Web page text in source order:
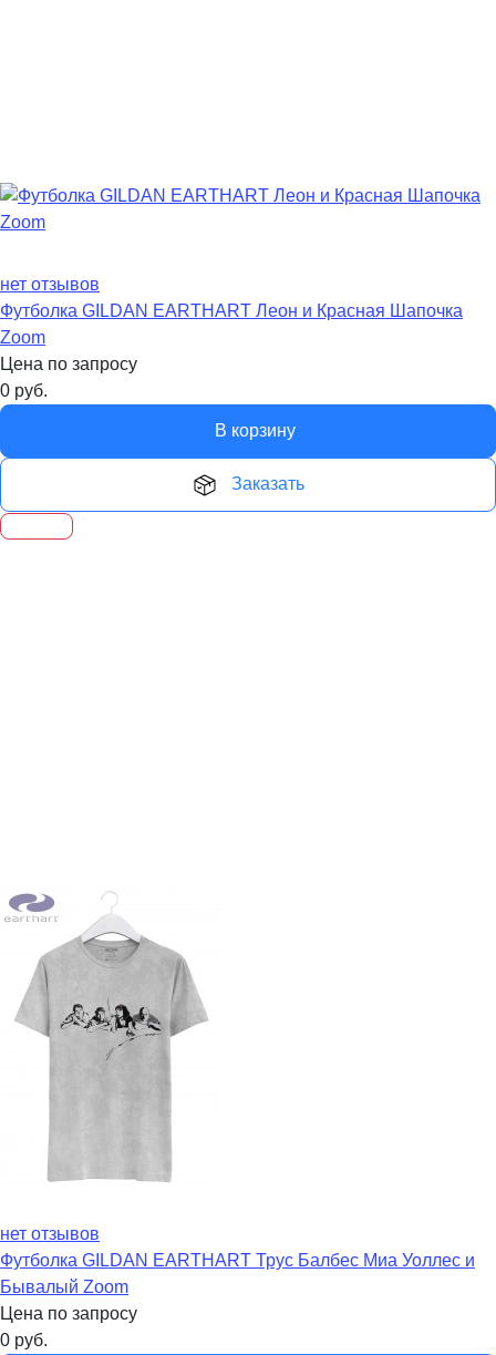
нет отзывов
Футболка GILDAN EARTHART Леон и Красная Шапочка
Zoom
Цена по запросу
0 руб.
В корзину
Заказать
нет отзывов
Футболка GILDAN EARTHART Трус Балбес Миа Уоллес и
Бывалый Zoom
Цена по запросу
0 руб.